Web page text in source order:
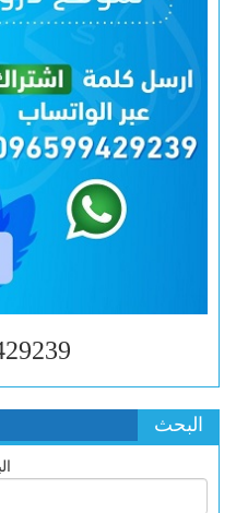
البحث